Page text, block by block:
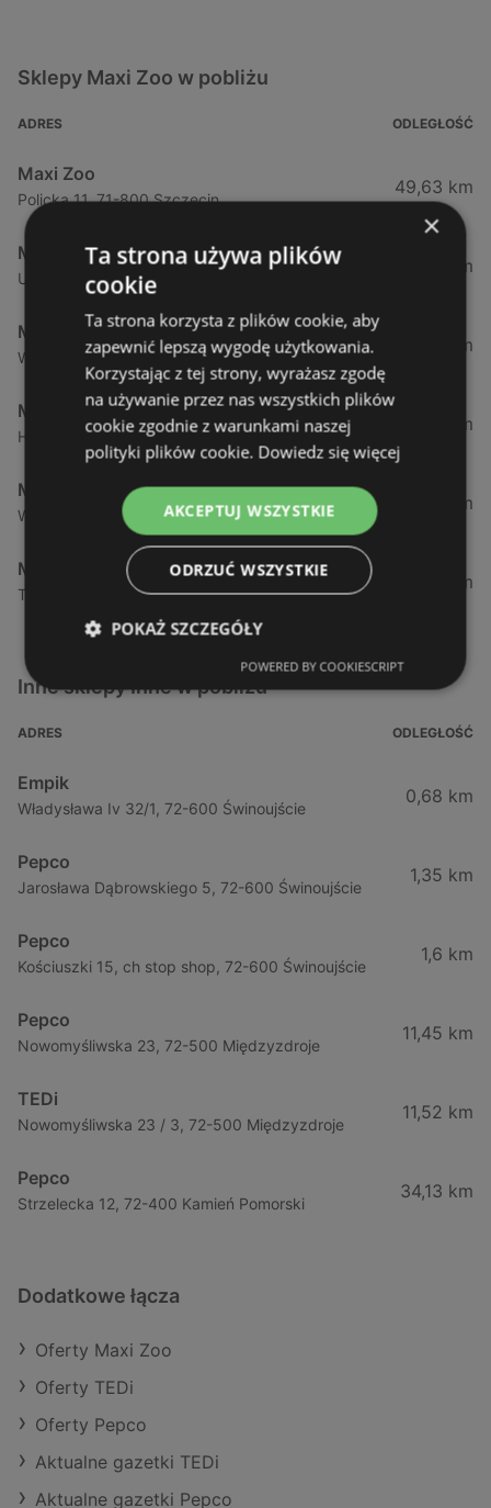
Sklepy Maxi Zoo w pobliżu
ADRES ODLEGŁOŚĆ
Maxi Zoo
Policka 11, 71-800 Szczecin
49,63 km
Maxi Zoo
Ul. Mieszka I63, 71-011 Szczecin
57,26 km
Maxi Zoo
Wiosenna 76, 70-807 Szczecin
63,12 km
Maxi Zoo
Holenderska 72, 75-430 Koszalin
129,83 km
Maxi Zoo
Walczaka 47, 66-400 Gorzów Wielkopolski
143,61 km
Maxi Zoo
Targowa 7, 66-400 Gorzów Wielkopolski
146,15 km
Inne sklepy Inne w pobliżu
ADRES ODLEGŁOŚĆ
Empik
Władysława Iv 32/1, 72-600 Świnoujście
0,68 km
Pepco
Jarosława Dąbrowskiego 5, 72-600 Świnoujście
1,35 km
Pepco
Kościuszki 15, ch stop shop, 72-600 Świnoujście
1,6 km
Pepco
Nowomyśliwska 23, 72-500 Międzyzdroje
11,45 km
TEDi
Nowomyśliwska 23 / 3, 72-500 Międzyzdroje
11,52 km
Pepco
Strzelecka 12, 72-400 Kamień Pomorski
34,13 km
Dodatkowe łącza
Oferty Maxi Zoo
Oferty TEDi
Oferty Pepco
Aktualne gazetki TEDi
Aktualne gazetki Pepco
×
Ta strona używa plików
cookie
Ta strona korzysta z plików cookie, aby
zapewnić lepszą wygodę użytkowania.
Korzystając z tej strony, wyrażasz zgodę
na używanie przez nas wszystkich plików
cookie zgodnie z warunkami naszej
polityki plików cookie. Dowiedz się więcej
AKCEPTUJ WSZYSTKIE
ODRZUĆ WSZYSTKIE
POKAŻ SZCZEGÓŁY
POWERED BY COOKIESCRIPT